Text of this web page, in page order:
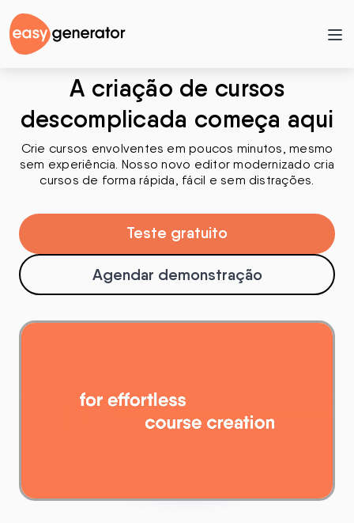
A criação de cursos
descomplicada começa aqui
Crie cursos envolventes em poucos minutos, mesmo
sem experiência. Nosso novo editor modernizado cria
cursos de forma rápida, fácil e sem distrações.
Teste gratuito
Agendar demonstração